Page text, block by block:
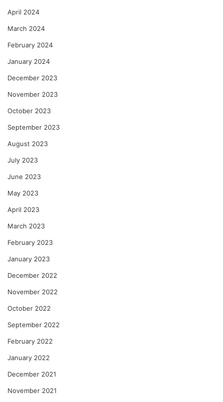
April 2024
March 2024
February 2024
January 2024
December 2023
November 2023
October 2023
September 2023
August 2023
July 2023
June 2023
May 2023
April 2023
March 2023
February 2023
January 2023
December 2022
November 2022
October 2022
September 2022
February 2022
January 2022
December 2021
November 2021